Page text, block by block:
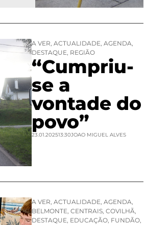
A VER, ACTUALIDADE, AGENDA,
DESTAQUE, REGIÃO
“Cumpriu-
se a
vontade do
povo”
23.01.202513:30JOAO MIGUEL ALVES
A VER, ACTUALIDADE, AGENDA,
BELMONTE, CENTRAIS, COVILHÃ,
DESTAQUE, EDUCAÇÃO, FUNDÃO,